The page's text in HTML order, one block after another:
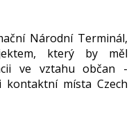
Národní Terminál,
který by měl
ve vztahu občan -
kontaktní místa Czech